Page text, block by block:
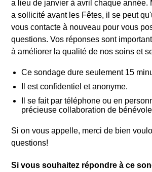
a lieu de janvier à avril chaque année.
a sollicité avant les Fêtes, il se peut
vous contacte à nouveau pour vous
questions. Vos réponses sont
à améliorer la qualité de nos soins et
Ce sondage dure seulement 15
Il est confidentiel et anonyme.
Il se fait par téléphone ou en
précieuse collaboration de
Si on vous appelle, merci de bien
questions!
Si vous souhaitez répondre à ce